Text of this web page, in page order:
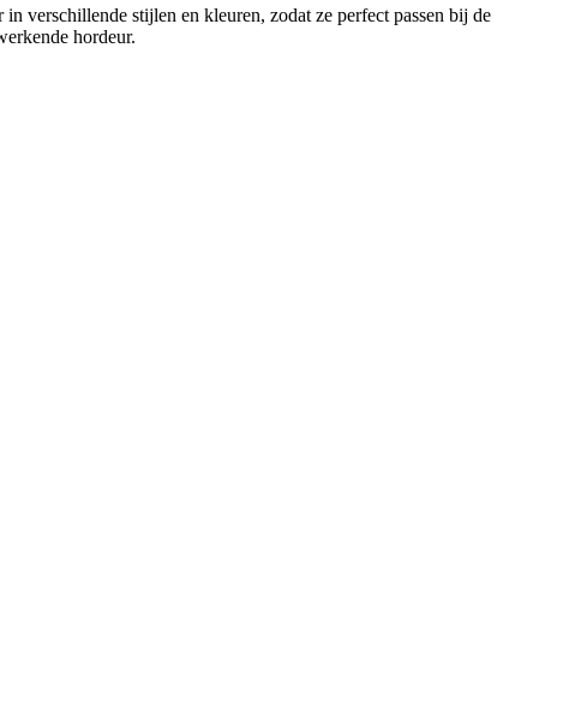
verschillende stijlen en kleuren, zodat ze perfect passen bij de
hordeur.